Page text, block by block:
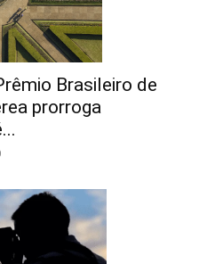
Brasileiro de
prorroga